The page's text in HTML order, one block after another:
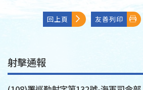
回上頁 友善列印
射擊通報